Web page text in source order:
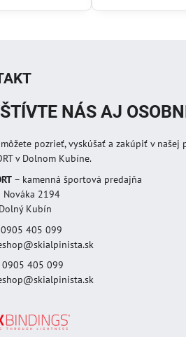
NÁS AJ
pozrieť, vyskúšať a zakúpiť v našej
v Dolnom Kubíne.
– kamenná športová predajňa
Nováka 2194
Kubín
405 099
405 099